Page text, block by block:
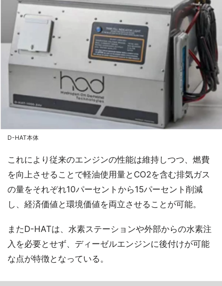
D-HAT本体
これにより従来のエンジンの性能は維持しつつ、燃費
を向上させることで軽油使用量とCO2を含む排気ガス
の量をそれぞれ10パーセントから15パーセント削減
し、経済価値と環境価値を両立させることが可能。
またD-HATは、水素ステーションや外部からの水素注
入を必要とせず、ディーゼルエンジンに後付けが可能
な点が特徴となっている。